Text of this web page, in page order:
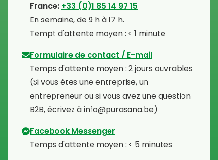
⁠France: +33 (0)1 85 14 97 15
⁠En semaine, de 9 h à 17 h.
⁠Tempt d'attente moyen : < 1 minute
Formulaire de contact / E-mail
Temps d'attente moyen : 2 jours ouvrables
⁠(Si vous êtes une entreprise, un
entrepreneur ou si vous avez une question
B2B, écrivez à info@purasana.be)
Facebook Messenger
Temps d'attente moyen : < 5 minutes